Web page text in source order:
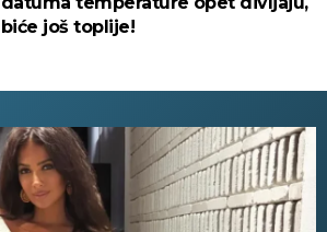
biće još toplije!